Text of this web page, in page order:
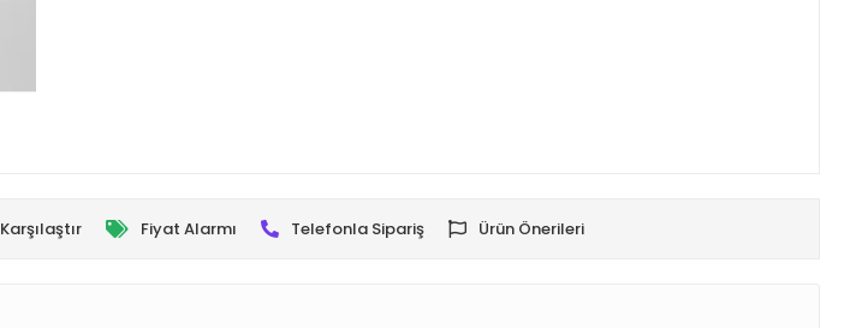
Karşılaştır Fiyat Alarmı Telefonla Sipariş Ürün Önerileri